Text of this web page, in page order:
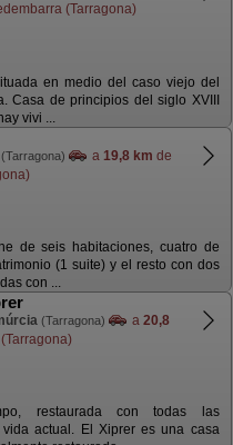
(Tarragona)
en medio del caso viejo del
Casa de principios del siglo XVIII
vivi ...
(Tarragona) a 19,8 km de
de seis habitaciones, cuatro de
(1 suite) y el resto con dos
con ...
(Tarragona) a 20,8
restaurada con todas las
actual. El Xiprer es una casa